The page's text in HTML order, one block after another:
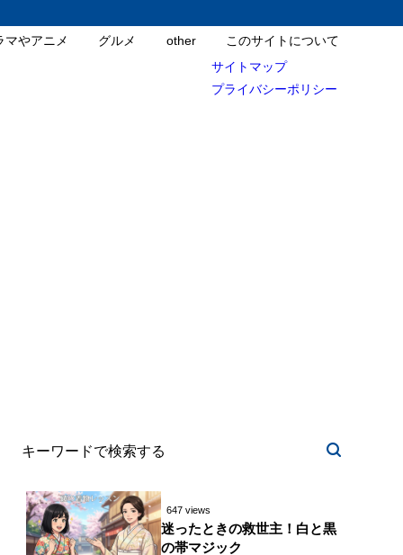
マやアニメ グルメ other
このサイトについて
サイトマップ
プライバシーポリシー
647 views
迷ったときの救世主！白と黒
の帯マジック